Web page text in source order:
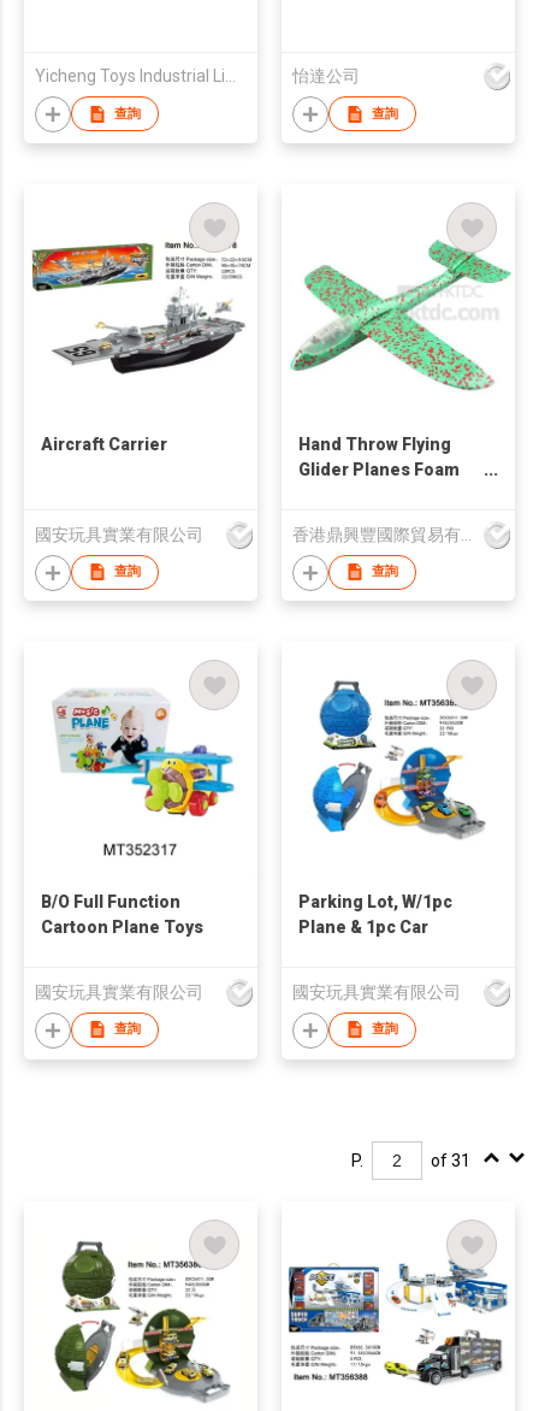
Yicheng Toys Industrial Limited
查詢
怡達公司
查詢
Aircraft Carrier
國安玩具實業有限公司
查詢
Hand Throw Flying
Glider Planes Foam
查詢
B/O Full Function
Cartoon Plane Toys
國安玩具實業有限公司
查詢
Parking Lot, W/1pc
Plane & 1pc Car
國安玩具實業有限公司
查詢
P. of 31